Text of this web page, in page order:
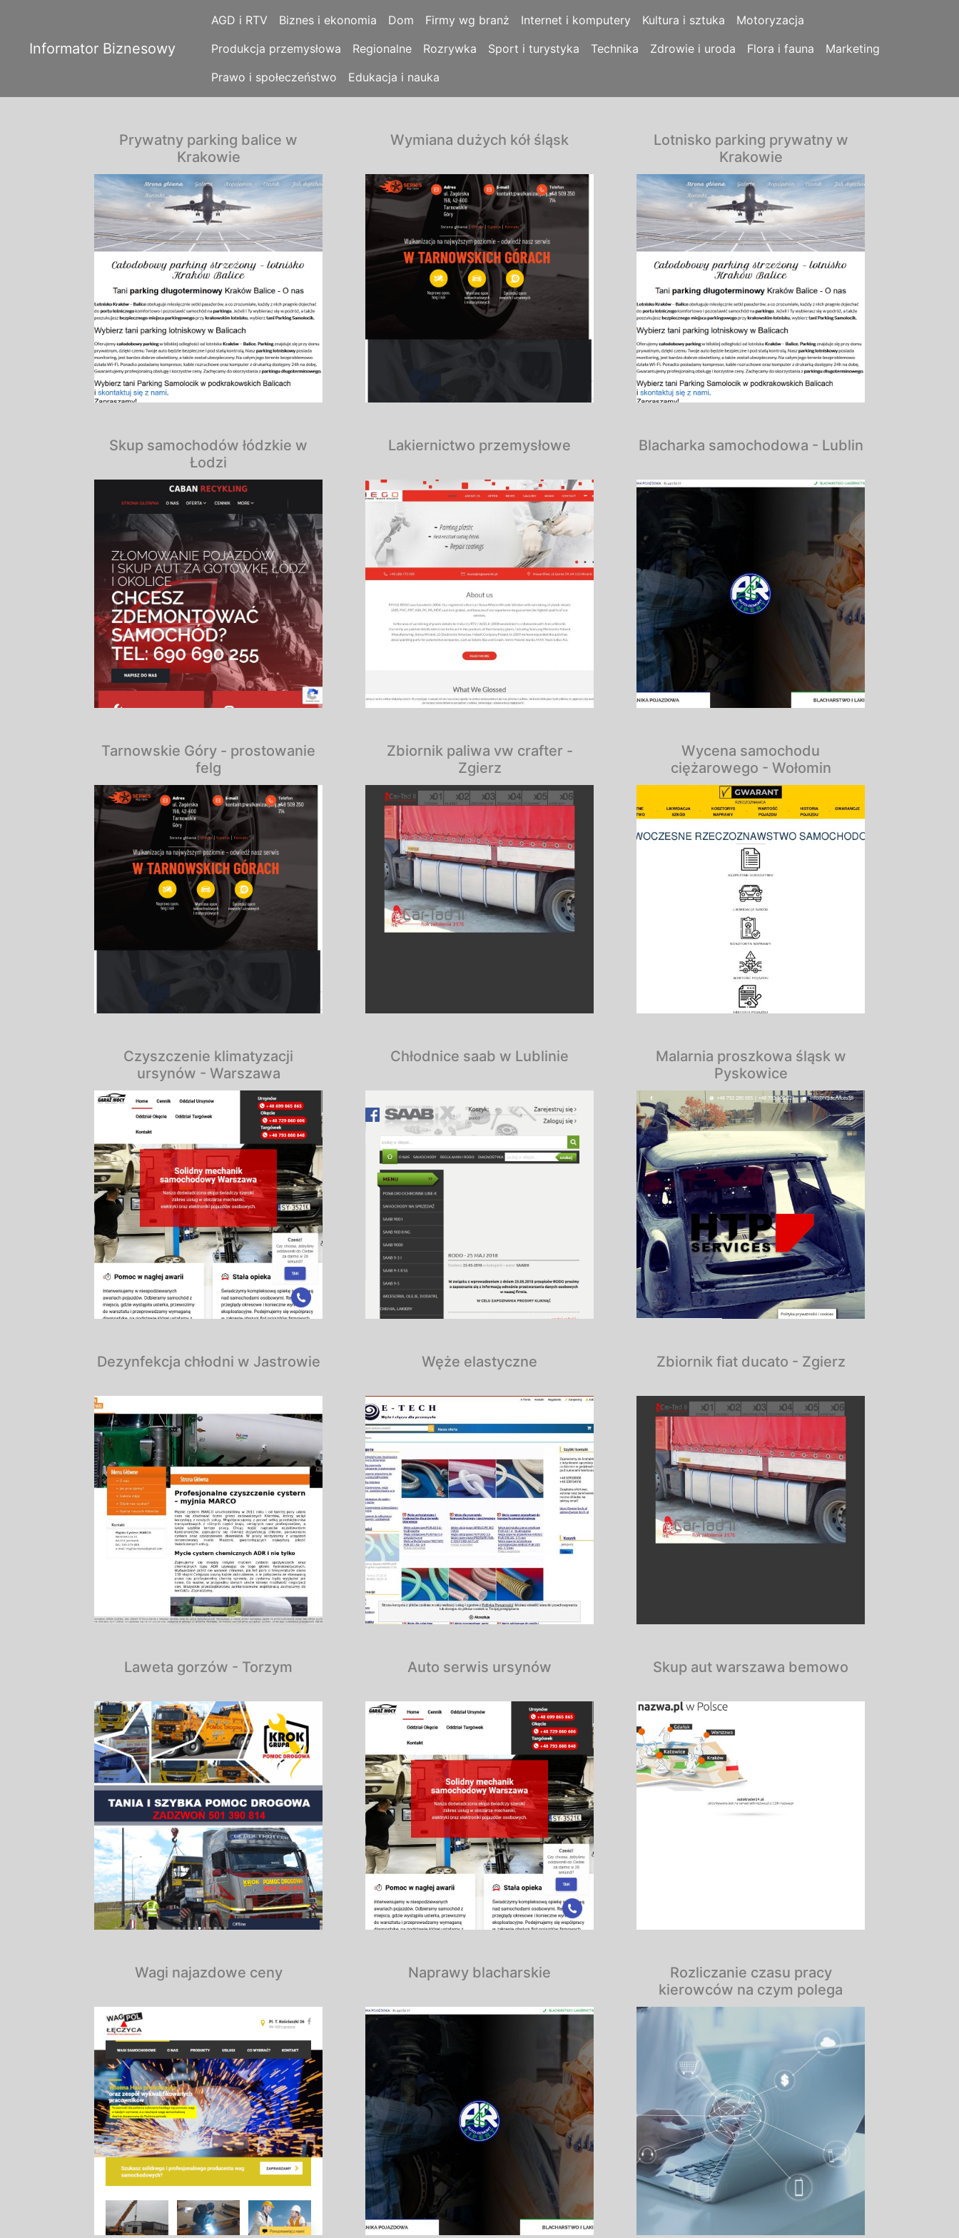
Informator Biznesowy
AGD i RTV Biznes i ekonomia Dom Firmy wg branż Internet i komputery Kultura i sztuka
Motoryzacja
Produkcja przemysłowa
Regionalne Rozrywka Sport i turystyka Technika Zdrowie i uroda Flora i fauna
Marketing
Prawo i społeczeństwo
Edukacja i nauka
Prywatny parking balice w
Krakowie
Wymiana dużych kół śląsk
Lotnisko parking prywatny w
Krakowie
Skup samochodów łódzkie w
Łodzi
Lakiernictwo przemysłowe Blacharka samochodowa - Lublin
Tarnowskie Góry - prostowanie
felg
Zbiornik paliwa vw crafter -
Zgierz
Wycena samochodu
ciężarowego - Wołomin
Czyszczenie klimatyzacji
ursynów - Warszawa
Chłodnice saab w Lublinie
Malarnia proszkowa śląsk w
Pyskowice
Dezynfekcja chłodni w Jastrowie Węże elastyczne Zbiornik fiat ducato - Zgierz
Laweta gorzów - Torzym Auto serwis ursynów Skup aut warszawa bemowo
Wagi najazdowe ceny Naprawy blacharskie
Rozliczanie czasu pracy
kierowców na czym polega